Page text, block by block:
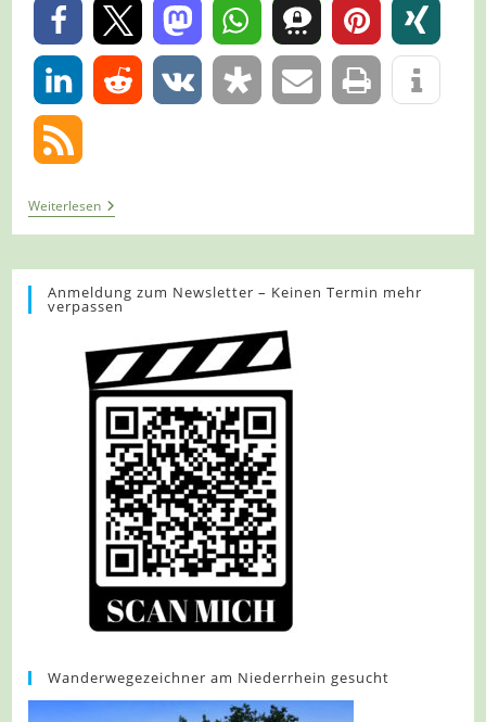
0
0
WeiterlesenTour
1237
–
–
GeoTour
Baldeneysee
Anmeldung zum Newsletter – Keinen Termin mehr
verpassen
Wanderwegezeichner am Niederrhein gesucht